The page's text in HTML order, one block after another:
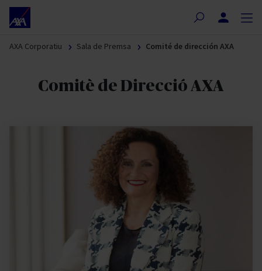
Nota:
este
web
AXA Corporatiu Sala de Premsa Comité de dirección AXA
Comitè de Direcció AXA